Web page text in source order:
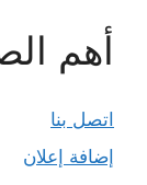
أهم
اتصل بنا
إضافة إعلان